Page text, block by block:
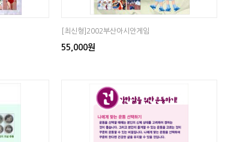
[최신형]2002부산아시안게임
55,000원